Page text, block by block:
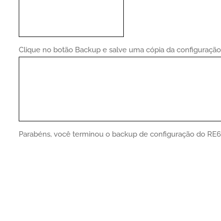
Clique no botão Backup e salve uma cópia da
Parabéns, você terminou o backup de configuração do